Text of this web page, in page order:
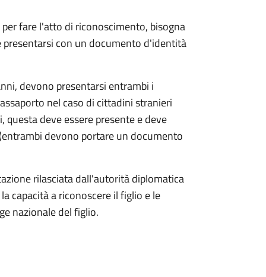
fare l'atto di riconoscimento, bisogna
con un documento d'identità
devono presentarsi entrambi i
nel caso di cittadini stranieri
questa deve essere presente e deve
devono portare un documento
rilasciata dall'autorità diplomatica
capacità a riconoscere il figlio e le
nazionale del figlio.